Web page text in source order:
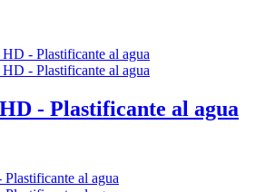
- Plastificante al agua